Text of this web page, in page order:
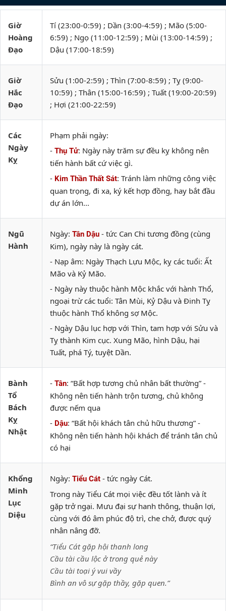
Giờ
Hoàng
Đạo
Tí (23:00-0:59) ; Dần (3:00-4:59) ; Mão (5:00-
6:59) ; Ngọ (11:00-12:59) ; Mùi (13:00-14:59) ;
Dậu (17:00-18:59)
Giờ
Hắc
Đạo
Sửu (1:00-2:59) ; Thìn (7:00-8:59) ; Tỵ (9:00-
10:59) ; Thân (15:00-16:59) ; Tuất (19:00-20:59)
; Hợi (21:00-22:59)
Các
Ngày
Kỵ
Phạm phải ngày:
- Thụ Tử: Ngày này trăm sự đều kỵ không nên
tiến hành bất cứ việc gì.
- Kim Thần Thất Sát: Tránh làm những công việc
quan trọng, đi xa, ký kết hợp đồng, hay bắt đầu
dự án lớn...
Ngũ
Hành
Ngày: Tân Dậu - tức Can Chi tương đồng (cùng
Kim), ngày này là ngày cát.
- Nạp âm: Ngày Thạch Lựu Mộc, kỵ các tuổi: Ất
Mão và Kỷ Mão.
- Ngày này thuộc hành Mộc khắc với hành Thổ,
ngoại trừ các tuổi: Tân Mùi, Kỷ Dậu và Đinh Tỵ
thuộc hành Thổ không sợ Mộc.
- Ngày Dậu lục hợp với Thìn, tam hợp với Sửu và
Tỵ thành Kim cục. Xung Mão, hình Dậu, hại
Tuất, phá Tý, tuyệt Dần.
Bành
Tổ
Bách
Kỵ
Nhật
- Tân: “Bất hợp tương chủ nhân bất thường” -
Không nên tiến hành trộn tương, chủ không
được nếm qua
- Dậu: “Bất hội khách tân chủ hữu thương” -
Không nên tiến hành hội khách để tránh tân chủ
có hại
Khổng
Minh
Lục
Diệu
Ngày: Tiểu Cát - tức ngày Cát.
Trong này Tiểu Cát mọi việc đều tốt lành và ít
gặp trở ngại. Mưu đại sự hanh thông, thuận lợi,
cùng với đó âm phúc độ trì, che chở, được quý
nhân nâng đỡ.
“Tiểu Cát gặp hội thanh long
Cầu tài cầu lộc ở trong quẻ này
Cầu tài toại ý vui vầy
Bình an vô sự gặp thầy, gặp quen.”